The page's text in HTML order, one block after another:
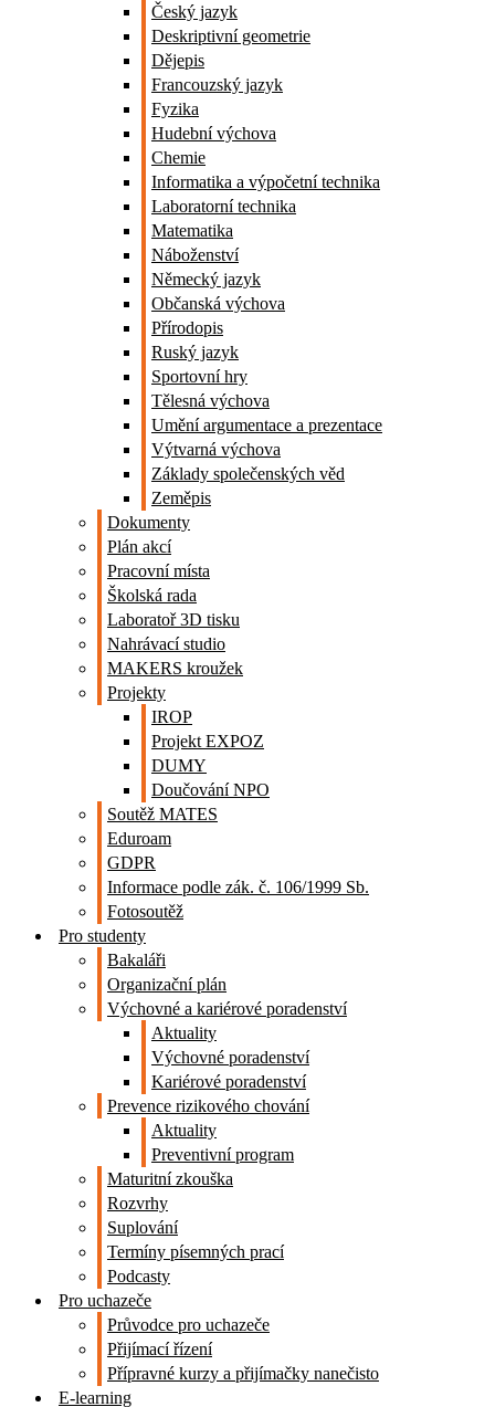
Český jazyk
Deskriptivní geometrie
Dějepis
Francouzský jazyk
Fyzika
Hudební výchova
Chemie
Informatika a výpočetní technika
Laboratorní technika
Matematika
Náboženství
Německý jazyk
Občanská výchova
Přírodopis
Ruský jazyk
Sportovní hry
Tělesná výchova
Umění argumentace a prezentace
Výtvarná výchova
Základy společenských věd
Zeměpis
Dokumenty
Plán akcí
Pracovní místa
Školská rada
Laboratoř 3D tisku
Nahrávací studio
MAKERS kroužek
Projekty
IROP
Projekt EXPOZ
DUMY
Doučování NPO
Soutěž MATES
Eduroam
GDPR
Informace podle zák. č. 106/1999 Sb.
Fotosoutěž
Pro studenty
Bakaláři
Organizační plán
Výchovné a kariérové poradenství
Aktuality
Výchovné poradenství
Kariérové poradenství
Prevence rizikového chování
Aktuality
Preventivní program
Maturitní zkouška
Rozvrhy
Suplování
Termíny písemných prací
Podcasty
Pro uchazeče
Průvodce pro uchazeče
Přijímací řízení
Přípravné kurzy a přijímačky nanečisto
E-learning